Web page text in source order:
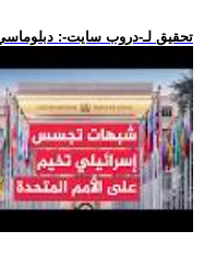
.. تحقيق لـ-دروب سايت-: